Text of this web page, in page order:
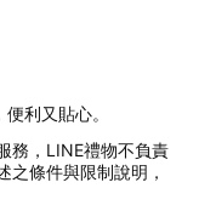
利又貼心。
務，LINE禮物不負責
之條件與限制說明，